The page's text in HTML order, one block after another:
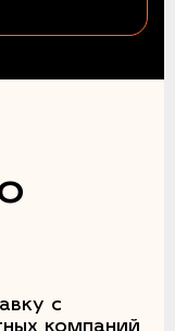
с
компаний